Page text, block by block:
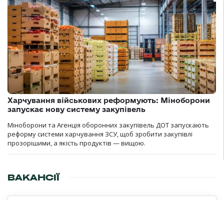
Харчування військових реформують: Міноборони
запускає нову систему закупівель
Міноборони та Агенція оборонних закупівель ДОТ запускають
реформу системи харчування ЗСУ, щоб зробити закупівлі
прозорішими, а якість продуктів — вищою.
ВАКАНСІЇ